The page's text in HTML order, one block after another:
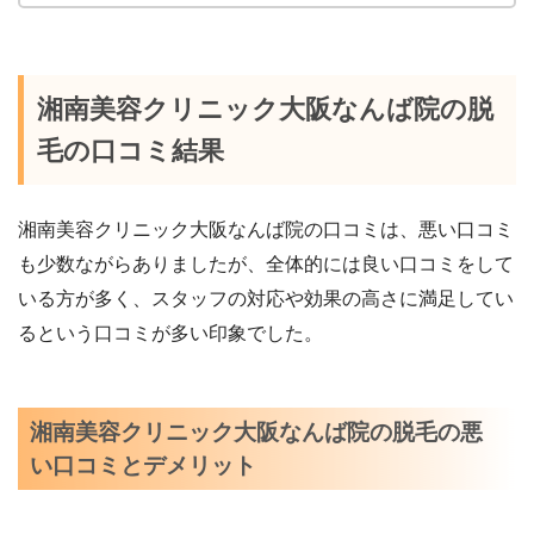
湘南美容クリニック大阪なんば院の脱
毛の口コミ結果
湘南美容クリニック大阪なんば院の口コミは、悪い口コミ
も少数ながらありましたが、全体的には良い口コミをして
いる方が多く、スタッフの対応や効果の高さに満足してい
るという口コミが多い印象でした。
湘南美容クリニック大阪なんば院の脱毛の悪
い口コミとデメリット